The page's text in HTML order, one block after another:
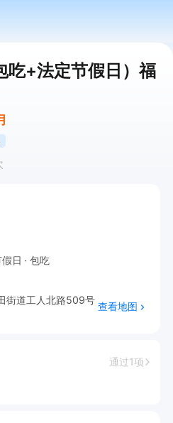
吃+法定节假日）福
日
包吃
街道工人北路509号
查看地图
通过1项